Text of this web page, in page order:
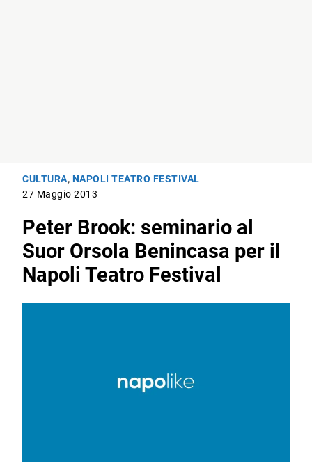
CULTURA, NAPOLI TEATRO FESTIVAL
27 Maggio 2013
Peter Brook: seminario al
Suor Orsola Benincasa per il
Napoli Teatro Festival